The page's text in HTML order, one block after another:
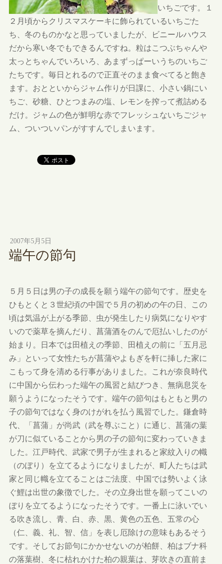
いちごです。１
２月頃からクリスマスケーキに飾られているいちごた
ち、冬のものかなと思っていましたが、ビニールハウス
だから寒い冬でもできるんですね。粒はこつぶちゃんや
太っとちゃんでいろいろ、あまずっぱーいうちのいちご
たちです。毎日とれるので正直そのまま食べてると飽き
ます。おとといからジャム作りが日課に、小さい鍋にい
ちご、砂糖、ひとつまみの塩、レモンを搾って煮詰める
だけ。ジャムの色が鮮明な赤でフレッシュないちごジャ
ム、ついついパンがすすんでしまいます。
2007年5月5日
端午の節句
５月５日は男の子の成長を願う端午の節句です。歴史を
ひもとくと３世紀頃の中国で５月の初めの午の日、この
頃は気温が上がる季節、虫が発生したり病気になりやす
いので薬草を摘んだり、菖蒲酒をのんで厄払いしたのが
始まり。日本では田植えの季節、田植えの前に「五月忌
み」といって女性たちが菖蒲やよもぎを軒に挿した家に
こもって身を清める行事がありました。これが奈良時代
に中国から伝わった端午の風習と結びつき、無病息災を
願うようになったそうです。端午の節句はもともと男の
子の節句ではなく身のけがれを払う風習でした。鎌倉時
代、「菖蒲」が尚武（武を尊ぶこと）に通じ、菖蒲の葉
が刀に似ていることから男の子の節句に変わっていきま
した。江戸時代、武家で男子が生まれると家紋入りの幟
（のぼり）を立てるようになりましたが、町人たちは武
家と同じ幟を立てることはご法度、中国では勢いよく泳
ぐ鯉は出世の象徴でした。その立身出世を願ってこいの
ぼりを立てるようになったそうです。一番上に泳いでい
る吹き流し、青、白、赤、黒、黄色の五色、五常の心
（仁、義、礼、智、信」を表し厄除けの意味もあるそう
です。そしてお節句にかかせないのが柏餅、柏はブナ科
の落葉樹、冬に枯れかけた柏の親葉は、芽吹きの直前ま